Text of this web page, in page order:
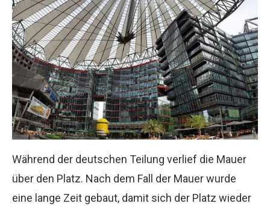
Während der deutschen Teilung verlief die Mauer
über den Platz. Nach dem Fall der Mauer wurde
eine lange Zeit gebaut, damit sich der Platz wieder